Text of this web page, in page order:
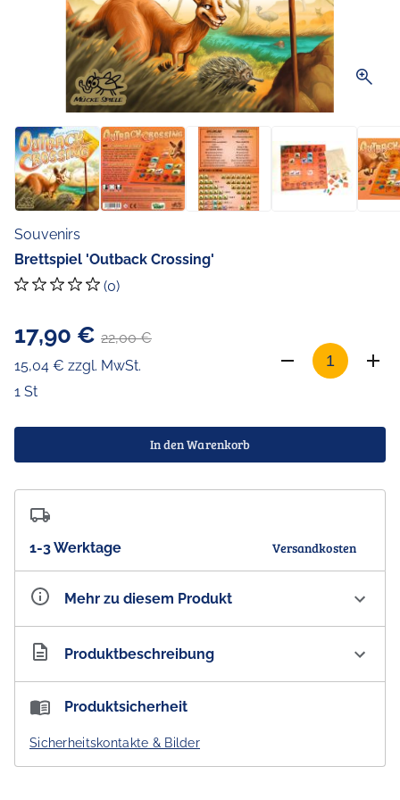
zoom_in
Souvenirs
Brettspiel 'Outback Crossing'
(0)
17,90 € 22,00 €
15,04 € zzgl. MwSt.
1 St
In den Warenkorb
1-3 Werktage Versandkosten
Mehr zu diesem Produkt
Artikelnummer AU300618
Produktbeschreibung
Brettspiel 'Outback Crossing'
Outback Crossing ist ein tierisches Legespiel von Bruce
Produktsicherheit
Sicherheitskontakte & Bilder